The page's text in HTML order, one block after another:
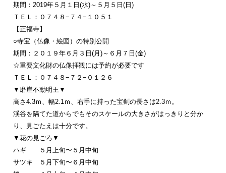
期間：2019年５月１日(水)～５月５日(日)
ＴＥＬ：０７４８−７４−１０５１
【正福寺】
○寺宝（仏像・絵図）の特別公開
期間：２０１９年６月３日(月)～６月７日(金)
☆重要文化財の仏像拝観には予約が必要です
ＴＥＬ：０７４８−７２−０１２６
▼磨崖不動明王▼
高さ4.3ｍ、幅2.1ｍ、右手に持った宝剣の長さは2.3ｍ。
渓谷を隔てた道からでもそのスケールの大きさがはっきりと分か
り、見ごたえは十分です。
▼花の見ごろ▼
ハギ ５月上旬〜５月中旬
サツキ ５月下旬〜６月中旬